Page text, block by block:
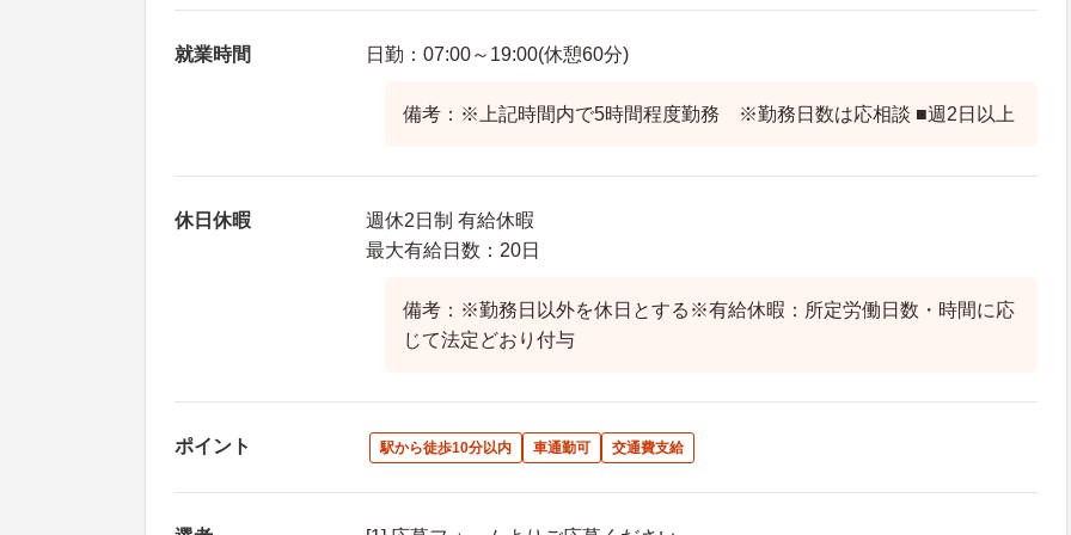
就業時間 日勤：07:00～19:00(休憩60分)
備考：※上記時間内で5時間程度勤務 ※勤務日数は応相談 ■週2日以上
休日休暇
週休2日制 有給休暇
最大有給日数：20日
備考：※勤務日以外を休日とする※有給休暇：所定労働日数・時間に応
じて法定どおり付与
ポイント 駅から徒歩10分以内 車通勤可 交通費支給